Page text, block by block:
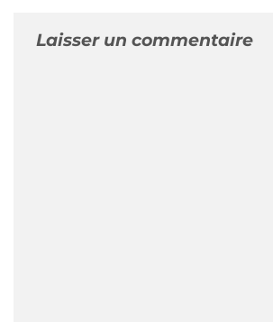
Laisser un commentaire